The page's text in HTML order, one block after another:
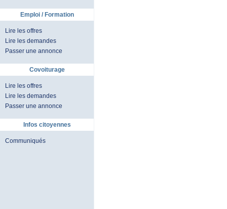
Emploi / Formation
Lire les offres
Lire les demandes
Passer une annonce
Covoiturage
Lire les offres
Lire les demandes
Passer une annonce
Infos citoyennes
Communiqués